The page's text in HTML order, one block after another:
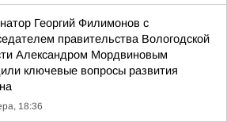
Георгий Филимонов с
правительства Вологодской
Александром Мордвиновым
ключевые вопросы развития
18:36